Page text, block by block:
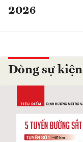
Dòng sự kiện
2026